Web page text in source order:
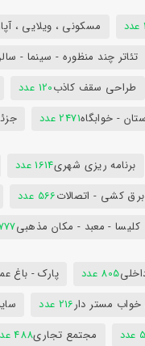
مسکونی ، ویلایی ،
تئاتر چند منظوره - سینما -
طراحی سقف کاذب120 عدد
- خوابگاه2471 عدد
برنامه ریزی شهری1614 عدد
برق کشی - اتصالات566 عدد
کلیسا - معبد - مکان مذهبی777
805 عدد پارک - باغ
خواب مستر دار216 عدد
مجتمع تجاری488 عدد